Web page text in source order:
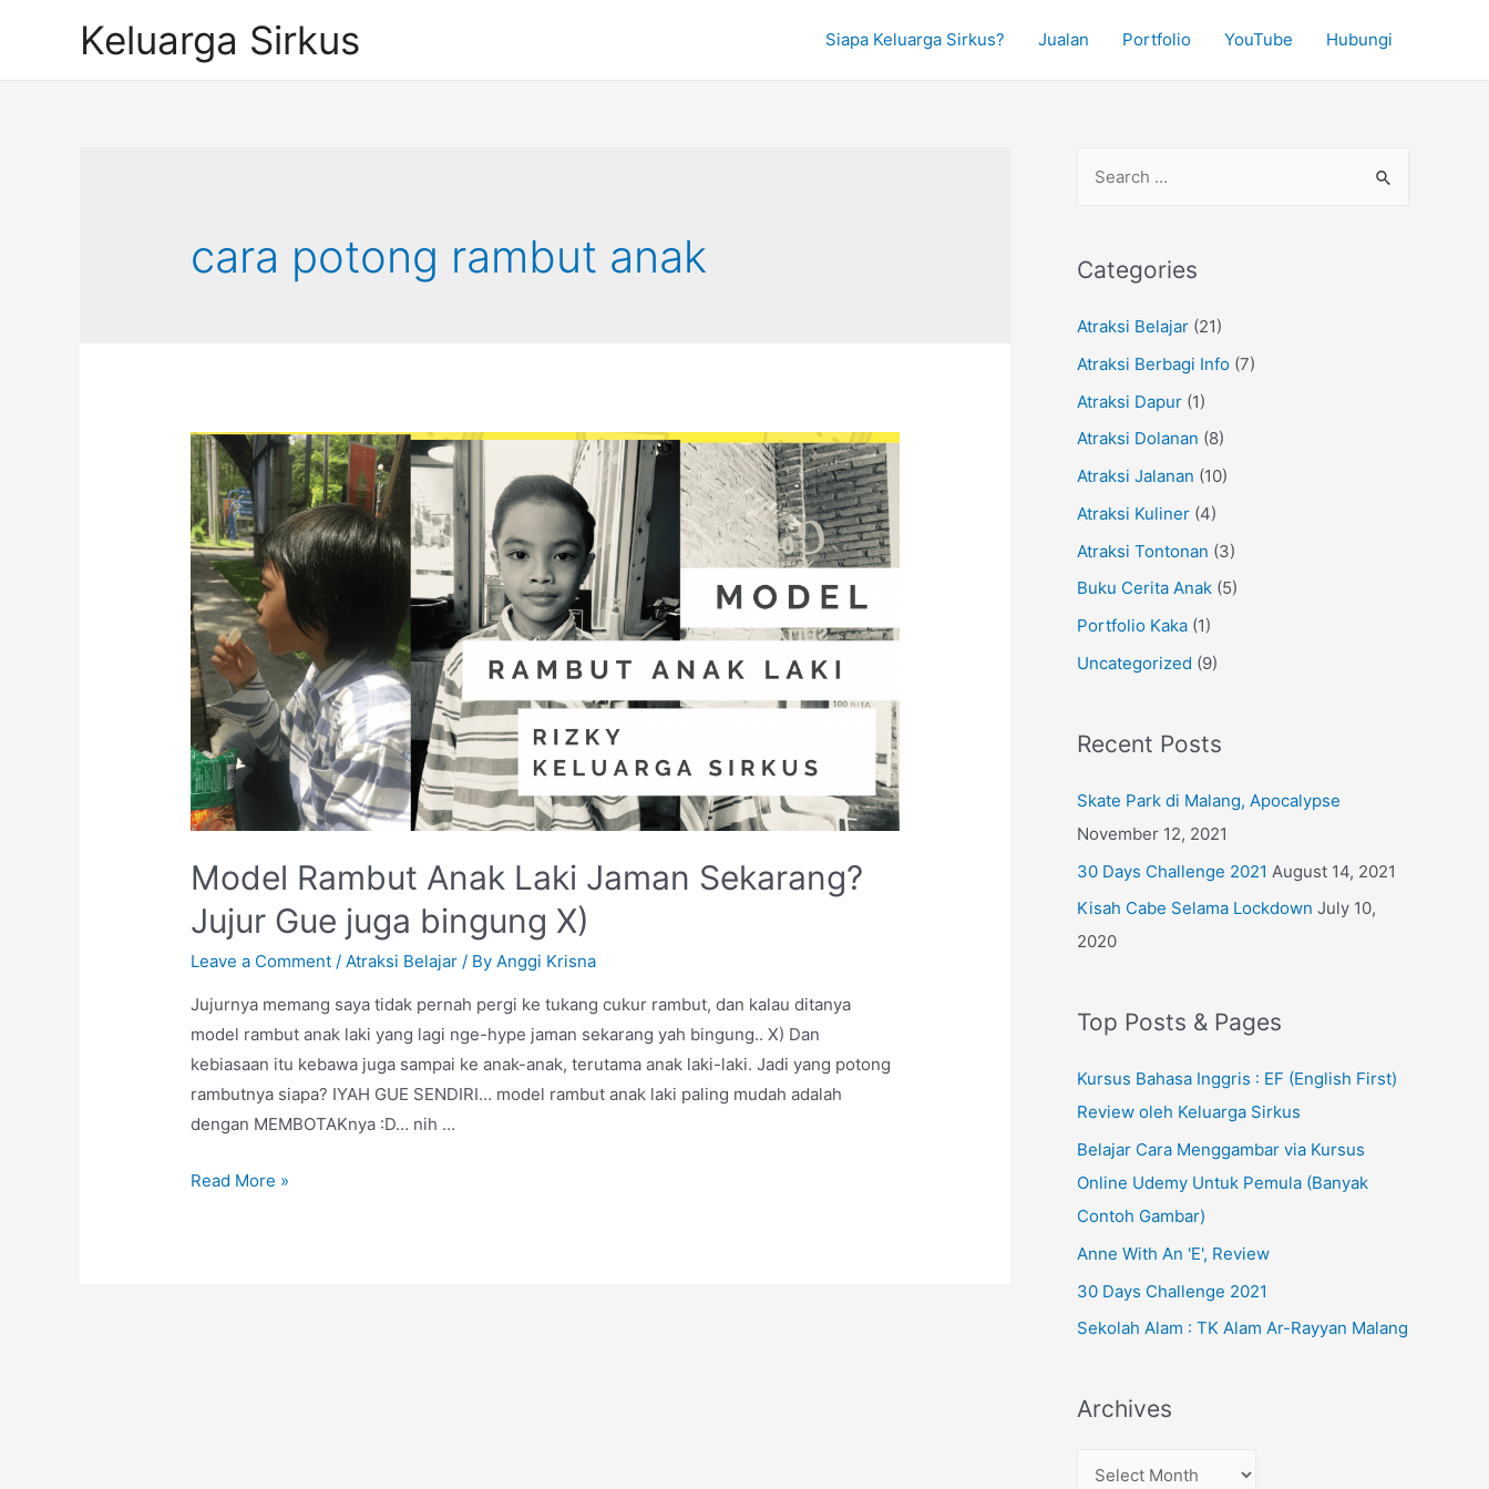
Keluarga Sirkus Siapa Keluarga Sirkus? Jualan Portfolio YouTube Hubungi
cara potong rambut anak
Model Rambut Anak Laki Jaman Sekarang?
Jujur Gue juga bingung X)
Leave a Comment /Atraksi Belajar / ByAnggi Krisna
Jujurnya memang saya tidak pernah pergi ke tukang cukur rambut, dan kalau ditanya
model rambut anak laki yang lagi nge-hype jaman sekarang yah bingung.. X) Dan
kebiasaan itu kebawa juga sampai ke anak-anak, terutama anak laki-laki. Jadi yang potong
rambutnya siapa? IYAH GUE SENDIRI… model rambut anak laki paling mudah adalah
dengan MEMBOTAKnya :D… nih …
Model
Read More »
r
h
f
o
r
Categories
Atraksi Belajar (21)
Atraksi Berbagi Info (7)
Atraksi Dapur (1)
Atraksi Dolanan (8)
Atraksi Jalanan (10)
Atraksi Kuliner (4)
Atraksi Tontonan (3)
Buku Cerita Anak (5)
Portfolio Kaka (1)
Uncategorized (9)
Recent Posts
Skate Park di Malang, Apocalypse
November 12, 2021
30 Days Challenge 2021 August 14, 2021
Kisah Cabe Selama Lockdown July 10,
2020
Top Posts & Pages
Kursus Bahasa Inggris : EF (English First)
Review oleh Keluarga Sirkus
Belajar Cara Menggambar via Kursus
Online Udemy Untuk Pemula (Banyak
Contoh Gambar)
Anne With An 'E', Review
30 Days Challenge 2021
Sekolah Alam : TK Alam Ar-Rayyan Malang
Archives